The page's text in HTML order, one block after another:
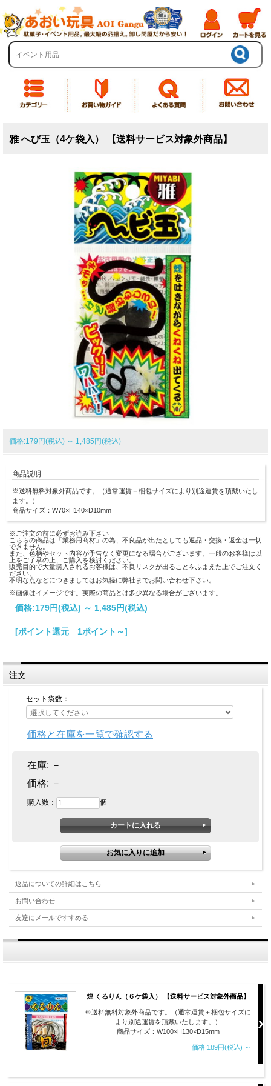
雅 へび玉（4ケ袋入） 【送料サービス対象外商品】
価格:179円(税込) ～ 1,485円(税込)
商品説明
※送料無料対象外商品です。（通常運賃＋梱包サイズにより別途運賃を頂戴いたし
ます。）
商品サイズ：W70×H140×D10mm
※ご注文の前に必ずお読み下さい
こちらの商品は「業務用商材」の為、不良品が出たとしても返品・交換・返金は一切
できません。
また、色柄やセット内容が予告なく変更になる場合がございます。一般のお客様は以
上をご了承の上、ご購入を検討ください。
販売目的で大量購入されるお客様は、不良リスクが出ることをふまえた上でご注文く
ださい。
不明な点などにつきましてはお気軽に弊社までお問い合わせ下さい。
※画像はイメージです。実際の商品とは多少異なる場合がございます。
価格:179円(税込) ～ 1,485円(税込)
[ポイント還元 1ポイント～]
注文
セット袋数：
価格と在庫を一覧で確認する
在庫: －
価格: －
購入数： 個
返品についての詳細はこちら
お問い合わせ
友達にメールですすめる
煌 くるりん（６ケ袋入） 【送料サービス対象外商品】
※送料無料対象外商品です。（通常運賃＋梱包サイズに
より別途運賃を頂戴いたします。）
商品サイズ：W100×H130×D15mm
価格:189円(税込) ～